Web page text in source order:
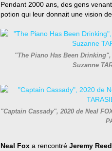
Pendant 2000 ans, des gens
potion qui leur donnait une vision
"The Piano Has Been
Suzanne
"Captain Cassady", 2020 de Neal
Neal Fox a rencontré Jeremy Reed